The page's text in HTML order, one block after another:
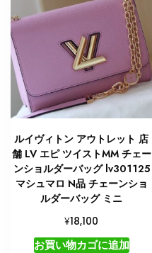
バ
ッ
グ
人
気
個
ルイヴィトン アウトレット 店
舗 LV エピ ツイストMM チェー
ンショルダーバッグ lv301125
マシュマロ N品 チェーンショ
ルダーバッグ ミニ
¥18,100
お買い物カゴに追加